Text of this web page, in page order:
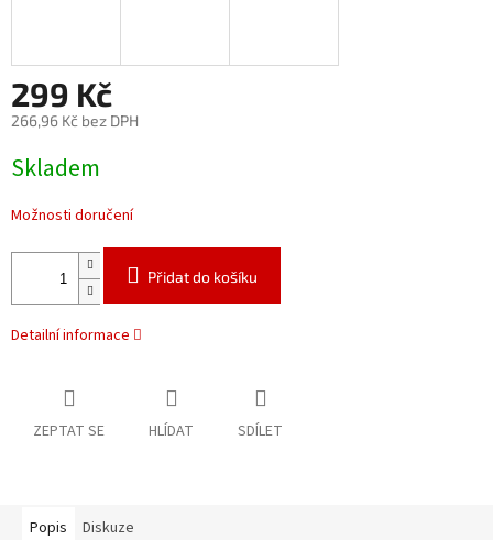
299 Kč
266,96 Kč bez DPH
cena:
Skladem
Možnosti doručení
Přidat do košíku
Detailní informace
ZEPTAT SE HLÍDAT SDÍLET
Popis Diskuze